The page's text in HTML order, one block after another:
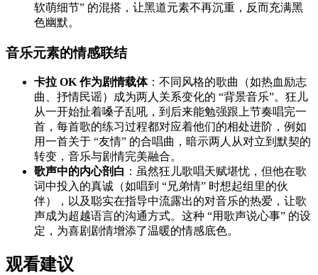
软萌细节” 的混搭，让黑道元素不再沉重，反而充满黑
色幽默。
音乐元素的情感联结
卡拉 OK 作为剧情载体：不同风格的歌曲（如热血励志
曲、抒情民谣）成为两人关系变化的 “背景音乐”。狂儿
从一开始扯着嗓子乱吼，到后来能勉强跟上节奏唱完一
首，每首歌的练习过程都对应着他们的相处进阶，例如
用一首关于 “友情” 的合唱曲，暗示两人从对立到默契的
转变，音乐与剧情完美融合。
歌声中的内心剖白 ：虽然狂儿歌唱天赋堪忧，但他在歌
词中投入的真诚（如唱到 “兄弟情” 时想起组里的伙
伴），以及聪实在指导中流露出的对音乐的热爱，让歌
声成为超越语言的沟通方式。这种 “用歌声说心事” 的设
定，为喜剧剧情增添了温暖的情感底色。
观看建议